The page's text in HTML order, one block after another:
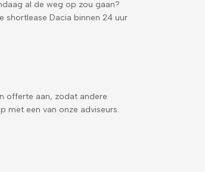
al de weg op zou gaan?
shortlease Dacia binnen 24 uur
offerte aan, zodat andere
met een van onze adviseurs.